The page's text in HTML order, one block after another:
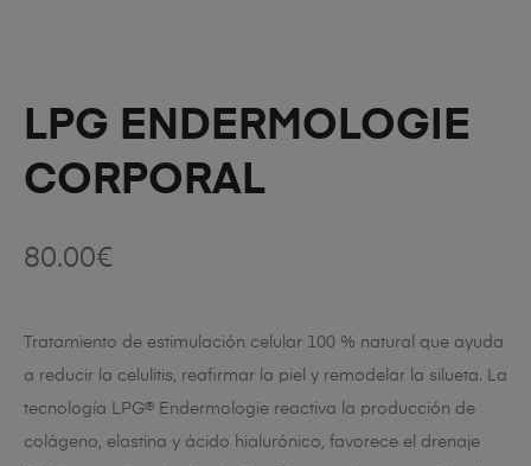
LPG ENDERMOLOGIE
CORPORAL
80.00€
Tratamiento de estimulación celular 100 % natural que ayuda
a reducir la celulitis, reafirmar la piel y remodelar la silueta. La
tecnología LPG® Endermologie reactiva la producción de
colágeno, elastina y ácido hialurónico, favorece el drenaje